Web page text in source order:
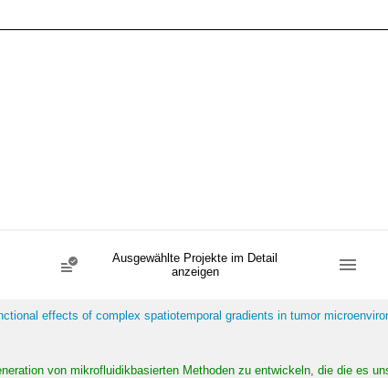
Ausgewählte Projekte im Detail
anzeigen
effects of complex spatiotemporal gradients in tumor
von mikrofluidikbasierten Methoden zu entwickeln, die die es